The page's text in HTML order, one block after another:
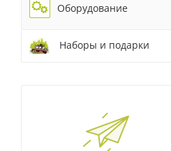
Оборудование
Наборы и подарки